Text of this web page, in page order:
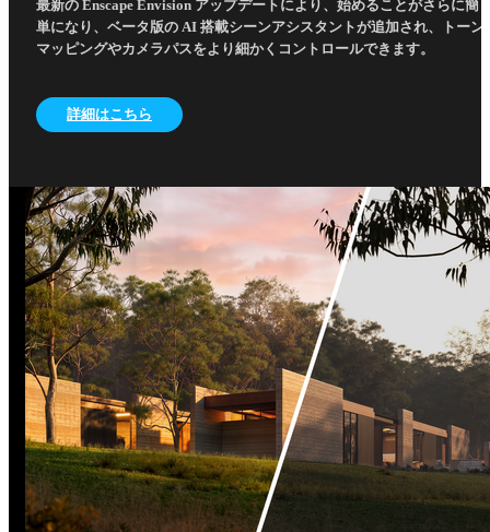
最新の Enscape Envision アップデートにより、始めることがさらに簡
単になり、ベータ版の AI 搭載シーンアシスタントが追加され、トーン
マッピングやカメラパスをより細かくコントロールできます。
詳細はこちら